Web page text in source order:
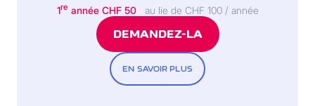
1re année CHF 50 au lie de CHF 100 / année
DEMANDEZ-LA
EN SAVOIR PLUS